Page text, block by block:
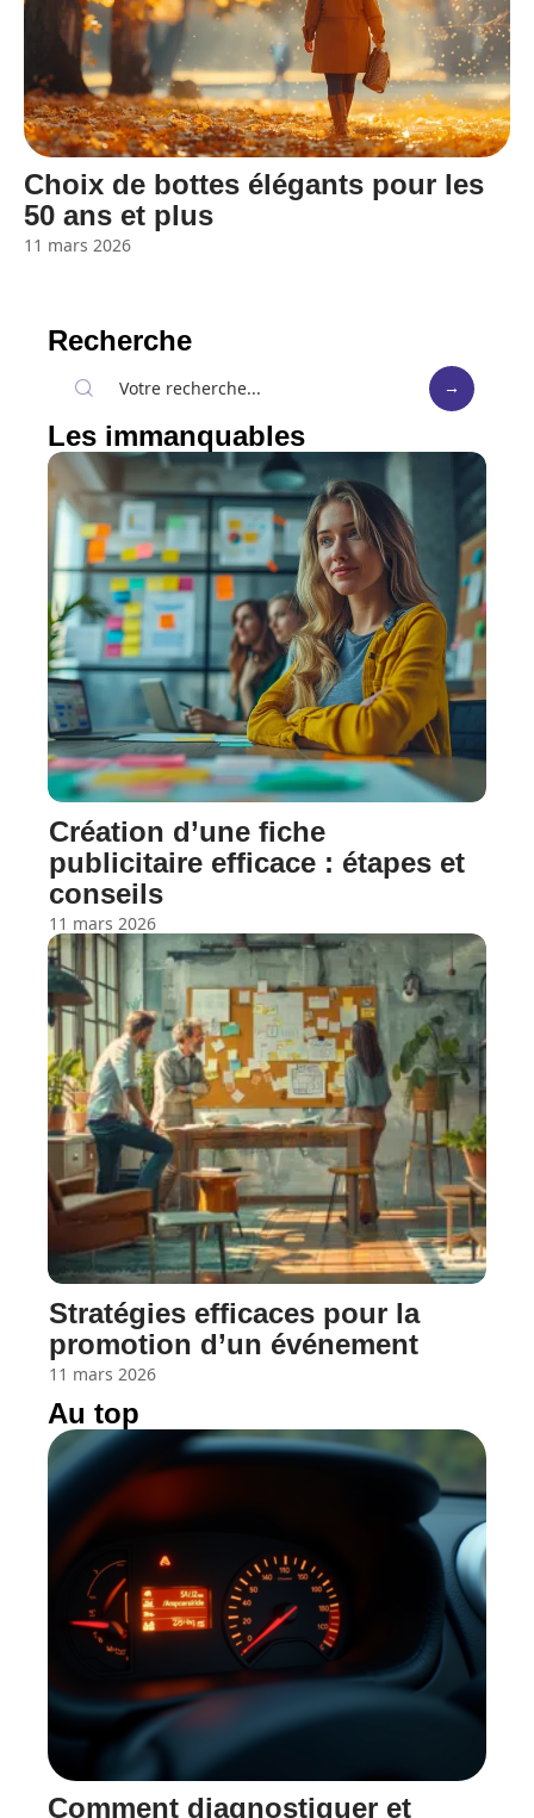
Choix de bottes élégants pour les
50 ans et plus
11 mars 2026
Recherche
Les immanquables
Création d’une fiche
publicitaire efficace : étapes et
conseils
11 mars 2026
Stratégies efficaces pour la
promotion d’un événement
11 mars 2026
Au top
Comment diagnostiquer et